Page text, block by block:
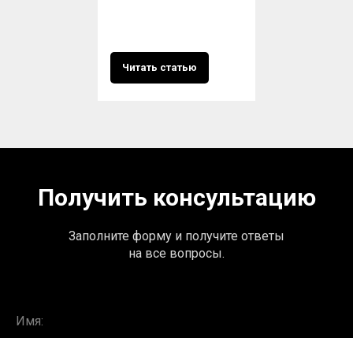
Читать статью
Получить консультацию
Заполните форму и получите ответы
на все вопросы.